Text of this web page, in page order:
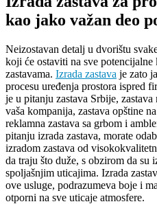
kao jako važan deo
Neizostavan detalj u dvorištu
koji će ostaviti na sve
zastavama. Izrada zastava je zato
procesu uređenja prostora ispred
je u pitanju zastava Srbije,
vaša kompanija, zastava opštine
reklamna zastava sa grbom i
pitanju izrada zastava, morate
izradom zastava od
da traju što duže, s obzirom da su
spoljašnjim uticajima. Izrada
ove usluge, podrazumeva boje i
otporni na sve uticaje atmosfere.